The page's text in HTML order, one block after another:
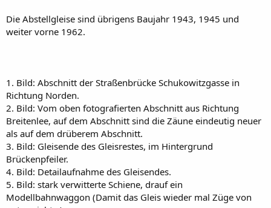
Die Abstellgleise sind übrigens Baujahr 1943, 1945 und
weiter vorne 1962.
1. Bild: Abschnitt der Straßenbrücke Schukowitzgasse in
Richtung Norden.
2. Bild: Vom oben fotografierten Abschnitt aus Richtung
Breitenlee, auf dem Abschnitt sind die Zäune eindeutig neuer
als auf dem drüberem Abschnitt.
3. Bild: Gleisende des Gleisrestes, im Hintergrund
Brückenpfeiler.
4. Bild: Detailaufnahme des Gleisendes.
5. Bild: stark verwitterte Schiene, drauf ein
Modellbahnwaggon (Damit das Gleis wieder mal Züge von